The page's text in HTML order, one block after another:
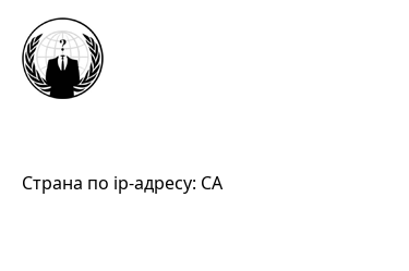
Страна по ip-адресу: CA